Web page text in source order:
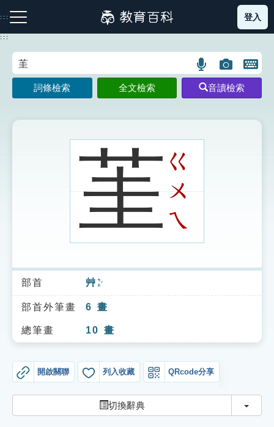
到
主
:::
注音索引圖示 筆畫索引圖示 部首索引表圖示
索引選單
知識索引
單字索引
登入
:::
語
言
搜
示
圖
片
搜
開
鍵
圖
詞條檢索 全文檢索 音讀檢索
茥ㄍ
ㄨ
ㄟ
部首 艸 ㄘㄠˇ
部首外筆畫 6 畫
總筆畫 10 畫
開啟關聯 列入收藏 QRcode分享
切換辭典 切換